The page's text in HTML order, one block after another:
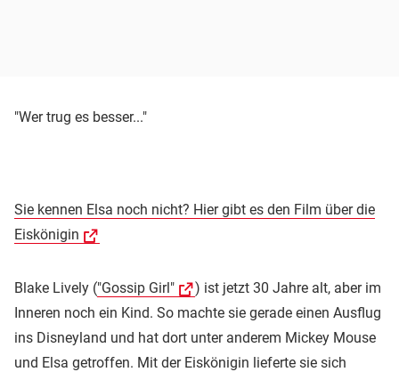
"Wer trug es besser..."
Sie kennen Elsa noch nicht? Hier gibt es den Film über die
Eiskönigin
Blake Lively ("Gossip Girl"
) ist jetzt 30 Jahre alt, aber im
Inneren noch ein Kind. So machte sie gerade einen Ausflug
ins Disneyland und hat dort unter anderem Mickey Mouse
und Elsa getroffen. Mit der Eiskönigin lieferte sie sich